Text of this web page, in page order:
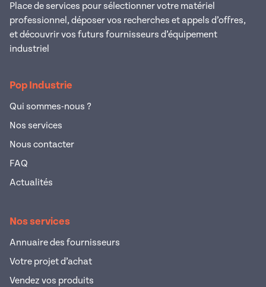
Place de services pour sélectionner votre matériel
professionnel, déposer vos recherches et appels d’offres,
et découvrir vos futurs fournisseurs d’équipement
industriel
Pop Industrie
Qui sommes-nous ?
Nos services
Nous contacter
FAQ
Actualités
Nos services
Annuaire des fournisseurs
Votre projet d’achat
Vendez vos produits